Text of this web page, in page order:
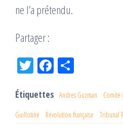
ne l’a prétendu.
Partager :
Tw
er
Fac
oo
k
ge
r
Étiquettes Andres Guzman Comité
Guillotine Révolution française Tribunal